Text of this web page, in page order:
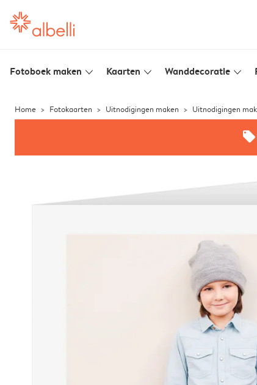
Fotoboek maken slim_arrow_down Kaarten slim_arrow_down Wanddecoratie slim_arrow_down
Home Fotokaarten Uitnodigingen maken Uitnodigingen
offers